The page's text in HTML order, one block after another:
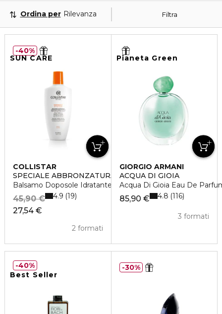
Filtra
Ordina per Rilevanza
SUN CARE
COLLISTAR
SPECIALE ABBRONZATURA PERFETTA
Balsamo Doposole Idratante Restitutivo
27,54 €
45,90 €
2 formati
4.9 19
40%
Pianeta Green
GIORGIO ARMANI
ACQUA DI GIOIA
Acqua Di Gioia Eau De
85,90 €
3 formati
4.8 116
Best Seller
40% 30%